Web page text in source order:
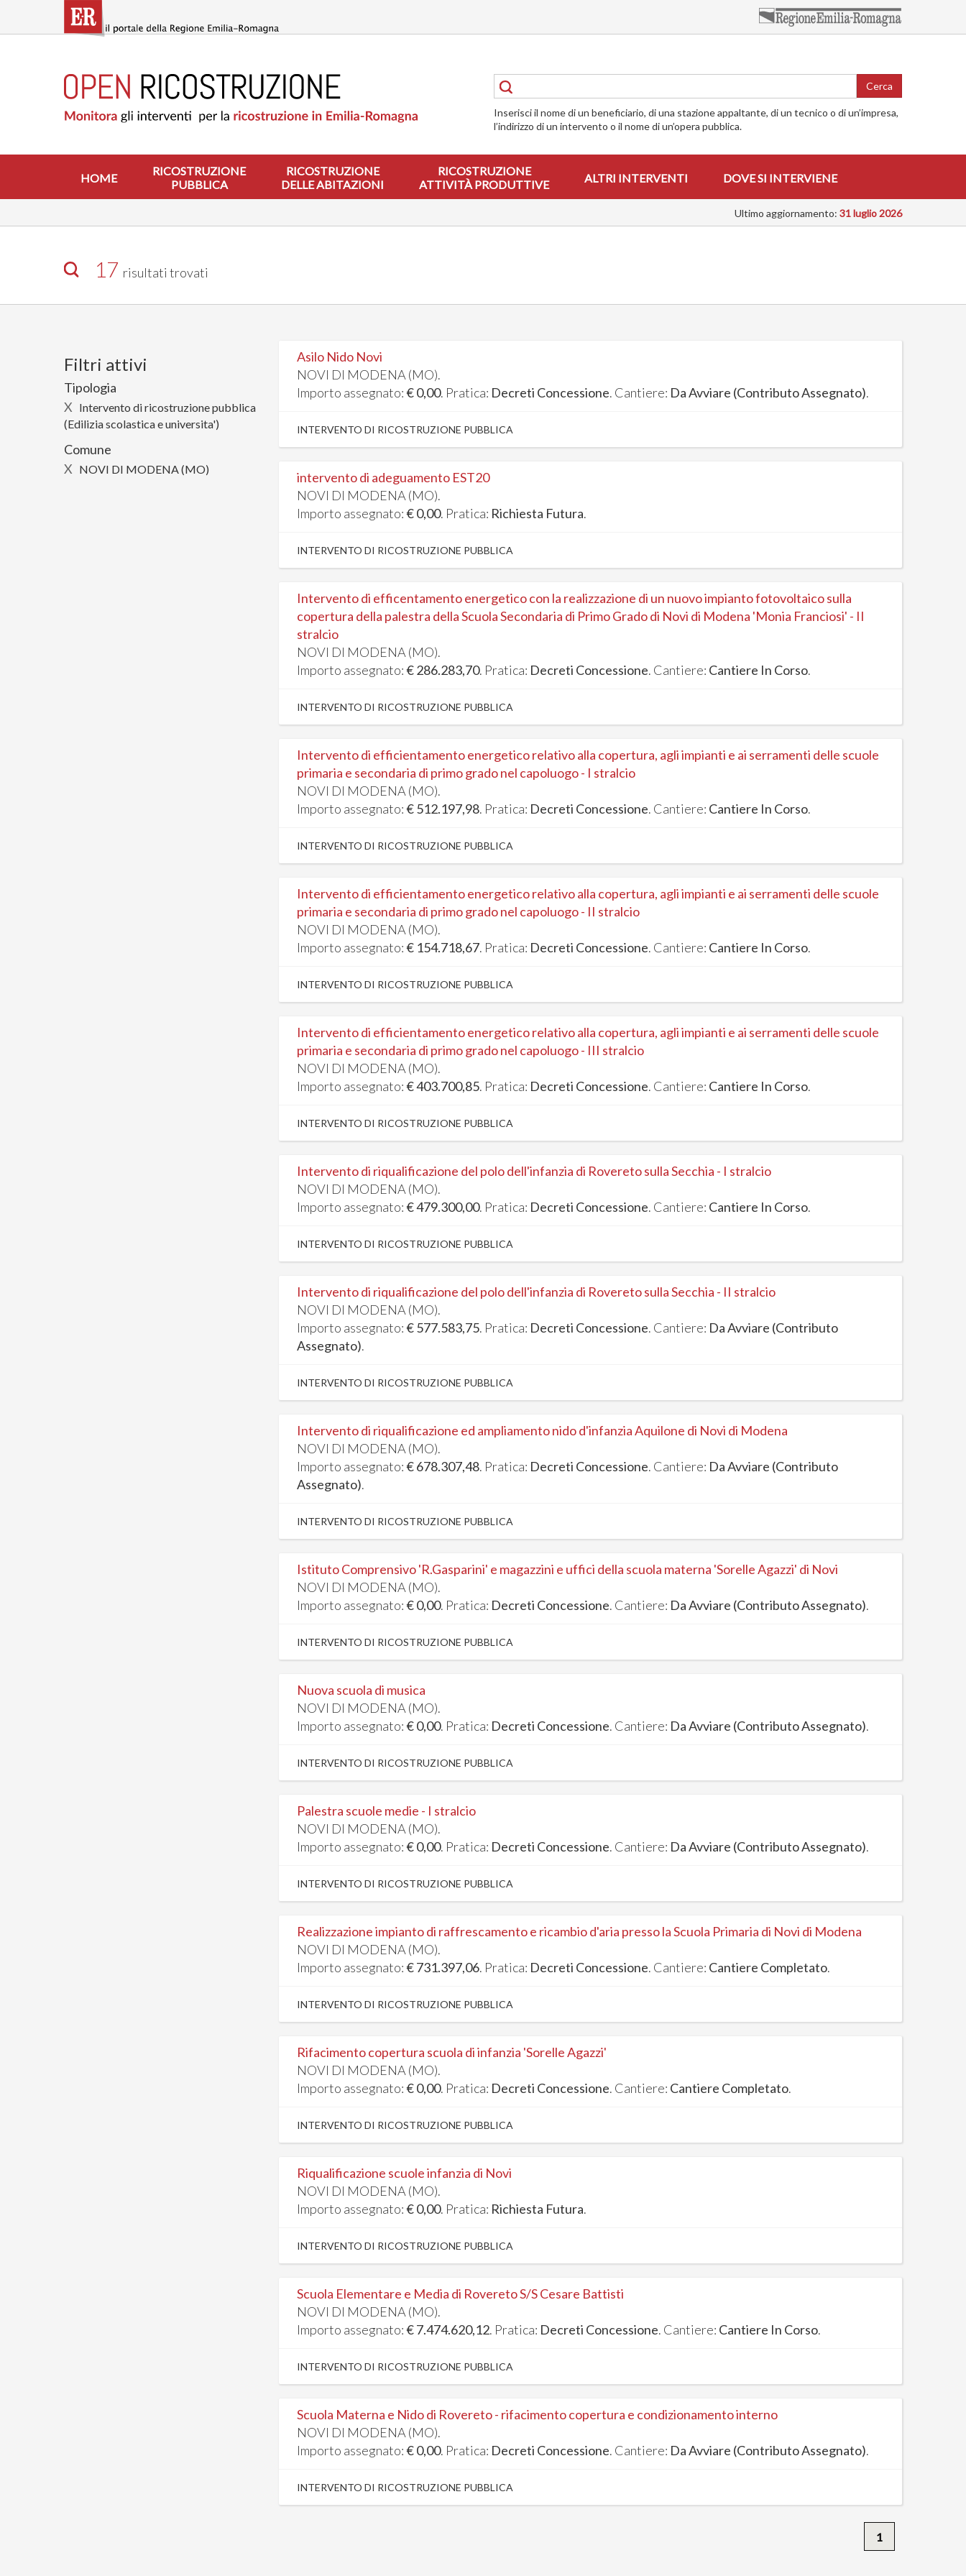
contenuto
RICOSTRUZIONE
PUBBLICA
ABITAZIONI
RICOSTRUZIONE
ATTIVITÀ
INTERVENTI
SI
Cerca
Inserisci il nome di un beneficiario, di una stazione appaltante, di un tecnico o di un’impresa,
l’indirizzo di un intervento o il nome di un’opera pubblica.
HOME
RICOSTRUZIONE
PUBBLICA
RICOSTRUZIONE
DELLE ABITAZIONI
RICOSTRUZIONE
ATTIVITÀ PRODUTTIVE
ALTRI INTERVENTI DOVE SI INTERVIENE
Ultimo aggiornamento: 31 luglio 2026
17 risultati trovati
Filtri attivi
Tipologia
X Intervento di ricostruzione pubblica
(Edilizia scolastica e universita')
Comune
X NOVI DI MODENA (MO)
Asilo Nido Novi
NOVI DI MODENA (MO).
Importo assegnato:€ 0,00. Pratica: Decreti Concessione. Cantiere: Da Avviare (Contributo Assegnato).
INTERVENTO DI RICOSTRUZIONE PUBBLICA
intervento di adeguamento EST20
NOVI DI MODENA (MO).
Importo assegnato:€ 0,00. Pratica: Richiesta Futura.
INTERVENTO DI RICOSTRUZIONE PUBBLICA
Intervento di efficentamento energetico con la realizzazione di un nuovo impianto fotovoltaico sulla
copertura della palestra della Scuola Secondaria di Primo Grado di Novi di Modena 'Monia Franciosi' - II
stralcio
NOVI DI MODENA (MO).
Importo assegnato:€ 286.283,70. Pratica: Decreti Concessione. Cantiere: Cantiere In Corso.
INTERVENTO DI RICOSTRUZIONE PUBBLICA
Intervento di efficientamento energetico relativo alla copertura, agli impianti e ai serramenti delle scuole
primaria e secondaria di primo grado nel capoluogo - I stralcio
NOVI DI MODENA (MO).
Importo assegnato:€ 512.197,98. Pratica: Decreti Concessione. Cantiere: Cantiere In Corso.
INTERVENTO DI RICOSTRUZIONE PUBBLICA
Intervento di efficientamento energetico relativo alla copertura, agli impianti e ai serramenti delle scuole
primaria e secondaria di primo grado nel capoluogo - II stralcio
NOVI DI MODENA (MO).
Importo assegnato:€ 154.718,67. Pratica: Decreti Concessione. Cantiere: Cantiere In Corso.
INTERVENTO DI RICOSTRUZIONE PUBBLICA
Intervento di efficientamento energetico relativo alla copertura, agli impianti e ai serramenti delle scuole
primaria e secondaria di primo grado nel capoluogo - III stralcio
NOVI DI MODENA (MO).
Importo assegnato:€ 403.700,85. Pratica: Decreti Concessione. Cantiere: Cantiere In Corso.
INTERVENTO DI RICOSTRUZIONE PUBBLICA
Intervento di riqualificazione del polo dell'infanzia di Rovereto sulla Secchia - I stralcio
NOVI DI MODENA (MO).
Importo assegnato:€ 479.300,00. Pratica: Decreti Concessione. Cantiere: Cantiere In Corso.
INTERVENTO DI RICOSTRUZIONE PUBBLICA
Intervento di riqualificazione del polo dell'infanzia di Rovereto sulla Secchia - II stralcio
NOVI DI MODENA (MO).
Importo assegnato:€ 577.583,75. Pratica: Decreti Concessione. Cantiere: Da Avviare (Contributo
Assegnato).
INTERVENTO DI RICOSTRUZIONE PUBBLICA
Intervento di riqualificazione ed ampliamento nido d'infanzia Aquilone di Novi di Modena
NOVI DI MODENA (MO).
Importo assegnato:€ 678.307,48. Pratica: Decreti Concessione. Cantiere: Da Avviare (Contributo
Assegnato).
INTERVENTO DI RICOSTRUZIONE PUBBLICA
Istituto Comprensivo 'R.Gasparini' e magazzini e uffici della scuola materna 'Sorelle Agazzi' di Novi
NOVI DI MODENA (MO).
Importo assegnato:€ 0,00. Pratica: Decreti Concessione. Cantiere: Da Avviare (Contributo Assegnato).
INTERVENTO DI RICOSTRUZIONE PUBBLICA
Nuova scuola di musica
NOVI DI MODENA (MO).
Importo assegnato:€ 0,00. Pratica: Decreti Concessione. Cantiere: Da Avviare (Contributo Assegnato).
INTERVENTO DI RICOSTRUZIONE PUBBLICA
Palestra scuole medie - I stralcio
NOVI DI MODENA (MO).
Importo assegnato:€ 0,00. Pratica: Decreti Concessione. Cantiere: Da Avviare (Contributo Assegnato).
INTERVENTO DI RICOSTRUZIONE PUBBLICA
Realizzazione impianto di raffrescamento e ricambio d'aria presso la Scuola Primaria di Novi di Modena
NOVI DI MODENA (MO).
Importo assegnato:€ 731.397,06. Pratica: Decreti Concessione. Cantiere: Cantiere Completato.
INTERVENTO DI RICOSTRUZIONE PUBBLICA
Rifacimento copertura scuola di infanzia 'Sorelle Agazzi'
NOVI DI MODENA (MO).
Importo assegnato:€ 0,00. Pratica: Decreti Concessione. Cantiere: Cantiere Completato.
INTERVENTO DI RICOSTRUZIONE PUBBLICA
Riqualificazione scuole infanzia di Novi
NOVI DI MODENA (MO).
Importo assegnato:€ 0,00. Pratica: Richiesta Futura.
INTERVENTO DI RICOSTRUZIONE PUBBLICA
Scuola Elementare e Media di Rovereto S/S Cesare Battisti
NOVI DI MODENA (MO).
Importo assegnato:€ 7.474.620,12. Pratica: Decreti Concessione. Cantiere: Cantiere In Corso.
INTERVENTO DI RICOSTRUZIONE PUBBLICA
Scuola Materna e Nido di Rovereto - rifacimento copertura e condizionamento interno
NOVI DI MODENA (MO).
Importo assegnato:€ 0,00. Pratica: Decreti Concessione. Cantiere: Da Avviare (Contributo Assegnato).
INTERVENTO DI RICOSTRUZIONE PUBBLICA
1